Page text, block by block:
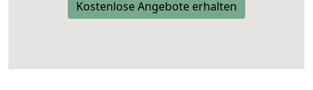
Kostenlose Angebote erhalten